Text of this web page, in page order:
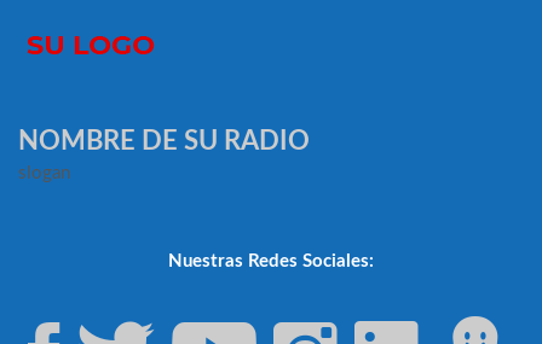
NOMBRE DE SU RADIO
slogan
Nuestras Redes Sociales: